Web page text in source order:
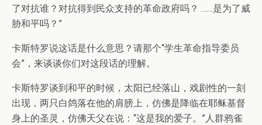
了对抗谁？对抗得到民众支持的革命政府吗？ ……是为了威
胁和平吗？”
卡斯特罗说这话是什么意思？请那个“学生革命指导委员
会”，来谈谈你们对这段话的理解。
卡斯特罗谈到和平的时候，太阳已经落山，戏剧性的一刻
出现，两只白鸽落在他的肩膀上，仿佛是降临在耶稣基督
身上的圣灵，仿佛天父在说：“这是我的爱子。”人群鸦雀